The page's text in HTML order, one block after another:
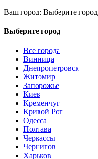
Ваш город: Выберите город
Выберите город
Все города
Винница
Днепропетровск
Житомир
Запорожье
Киев
Кременчуг
Кривой Рог
Одесса
Полтава
Черкассы
Чернигов
Харьков